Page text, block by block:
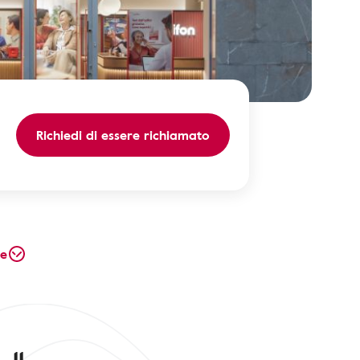
Richiedi di essere richiamato